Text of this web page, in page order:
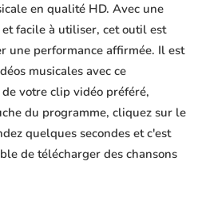
en qualité HD. Avec une
facile à utiliser, cet outil est
une performance affirmée. Il est
musicales avec ce
votre clip vidéo préféré,
du programme, cliquez sur le
quelques secondes et c'est
de télécharger des chansons